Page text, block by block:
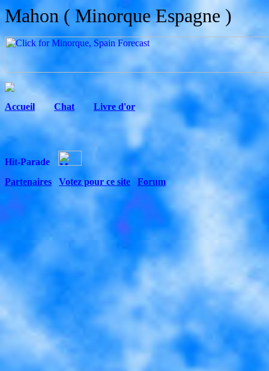
Mahon ( Minorque Espagne )
Accueil Chat Livre d'or
Partenaires Votez pour ce site Forum